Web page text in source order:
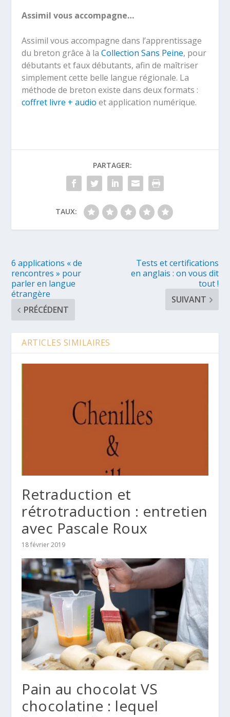
Assimil vous accompagne…
Assimil vous accompagne dans l’apprentissage
du breton grâce à laCollection Sans Peine, pour
débutants et faux débutants, afin de maîtriser
simplement cette belle langue régionale. La
méthode de breton existe dans deux formats :
coffret livre + audio et application numérique.
PARTAGER:
TAUX:
6 applications « de
rencontres » pour
parler en langue
étrangère
PRÉCÉDENT
Tests et certifications
en anglais : on vous dit
tout !
SUIVANT
ARTICLES SIMILAIRES
Retraduction et
rétrotraduction : entretien
avec Pascale Roux
18 février 2019
Pain au chocolat VS
chocolatine : lequel